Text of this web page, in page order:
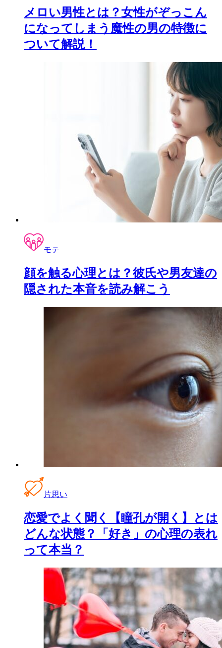
メロい男性とは？女性がぞっこん
になってしまう魔性の男の特徴に
ついて解説！
モテ
顔を触る心理とは？彼氏や男友達の
隠された本音を読み解こう
片思い
恋愛でよく聞く【瞳孔が開く】とは
どんな状態？「好き」の心理の表れ
って本当？